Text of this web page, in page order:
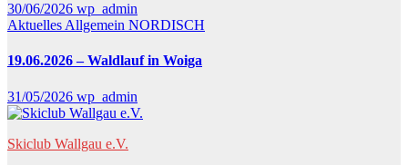
30/06/2026 wp_admin
Aktuelles Allgemein NORDISCH
19.06.2026 – Waldlauf in Woiga
31/05/2026 wp_admin
Skiclub Wallgau e.V.